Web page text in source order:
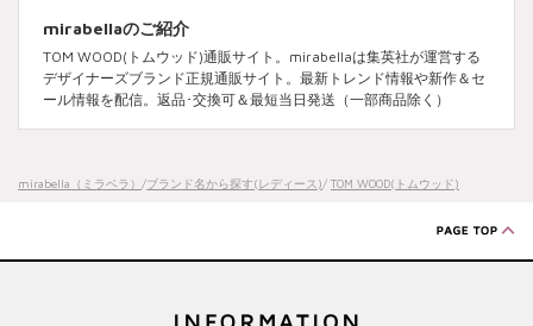
mirabellaのご紹介
TOM WOOD(トムウッド)通販サイト。mirabellaは集英社が運営する
デザイナーズブランド正規通販サイト。最新トレンド情報や新作＆セ
ール情報を配信。返品･交換可＆最短当日発送（一部商品除く）
mirabella（ミラベラ） /ブランド名から探す(レディース)/ TOM WOOD(トムウッド)